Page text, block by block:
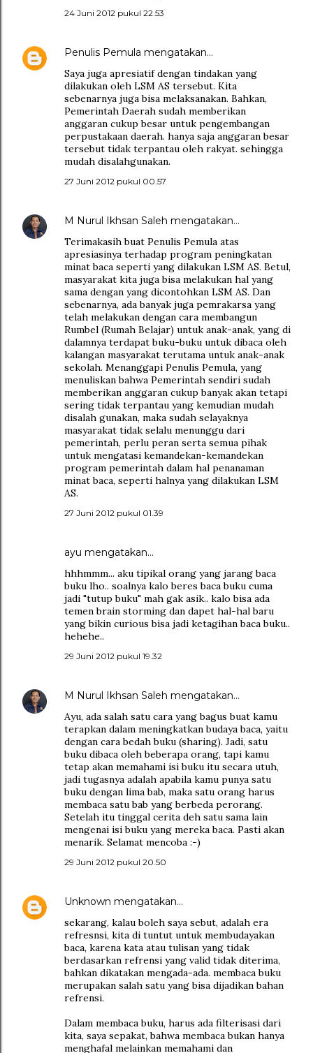
24 Juni 2012 pukul 22.53
Penulis Pemula mengatakan…
Saya juga apresiatif dengan tindakan yang
dilakukan oleh LSM AS tersebut. Kita
sebenarnya juga bisa melaksanakan. Bahkan,
Pemerintah Daerah sudah memberikan
anggaran cukup besar untuk pengembangan
perpustakaan daerah. hanya saja anggaran besar
tersebut tidak terpantau oleh rakyat. sehingga
mudah disalahgunakan.
27 Juni 2012 pukul 00.57
M Nurul Ikhsan Saleh mengatakan…
Terimakasih buat Penulis Pemula atas
apresiasinya terhadap program peningkatan
minat baca seperti yang dilakukan LSM AS. Betul,
masyarakat kita juga bisa melakukan hal yang
sama dengan yang dicontohkan LSM AS. Dan
sebenarnya, ada banyak juga pemrakarsa yang
telah melakukan dengan cara membangun
Rumbel (Rumah Belajar) untuk anak-anak, yang di
dalamnya terdapat buku-buku untuk dibaca oleh
kalangan masyarakat terutama untuk anak-anak
sekolah. Menanggapi Penulis Pemula, yang
menuliskan bahwa Pemerintah sendiri sudah
memberikan anggaran cukup banyak akan tetapi
sering tidak terpantau yang kemudian mudah
disalah gunakan, maka sudah selayaknya
masyarakat tidak selalu menunggu dari
pemerintah, perlu peran serta semua pihak
untuk mengatasi kemandekan-kemandekan
program pemerintah dalam hal penanaman
minat baca, seperti halnya yang dilakukan LSM
AS.
27 Juni 2012 pukul 01.39
ayu mengatakan…
hhhmmm... aku tipikal orang yang jarang baca
buku lho.. soalnya kalo beres baca buku cuma
jadi "tutup buku" mah gak asik.. kalo bisa ada
temen brain storming dan dapet hal-hal baru
yang bikin curious bisa jadi ketagihan baca buku..
hehehe..
29 Juni 2012 pukul 19.32
M Nurul Ikhsan Saleh mengatakan…
Ayu, ada salah satu cara yang bagus buat kamu
terapkan dalam meningkatkan budaya baca, yaitu
dengan cara bedah buku (sharing). Jadi, satu
buku dibaca oleh beberapa orang, tapi kamu
tetap akan memahami isi buku itu secara utuh,
jadi tugasnya adalah apabila kamu punya satu
buku dengan lima bab, maka satu orang harus
membaca satu bab yang berbeda perorang.
Setelah itu tinggal cerita deh satu sama lain
mengenai isi buku yang mereka baca. Pasti akan
menarik. Selamat mencoba :-)
29 Juni 2012 pukul 20.50
Unknown mengatakan…
sekarang, kalau boleh saya sebut, adalah era
refresnsi, kita di tuntut untuk membudayakan
baca, karena kata atau tulisan yang tidak
berdasarkan refrensi yang valid tidak diterima,
bahkan dikatakan mengada-ada. membaca buku
merupakan salah satu yang bisa dijadikan bahan
refrensi.
Dalam membaca buku, harus ada filterisasi dari
kita, saya sepakat, bahwa membaca bukan hanya
menghafal melainkan memahami dan